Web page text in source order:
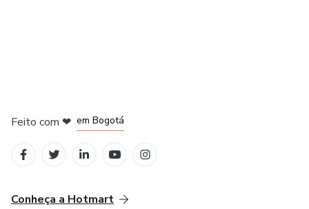
Feito com ❤ em Bogotá
Conheça a Hotmart